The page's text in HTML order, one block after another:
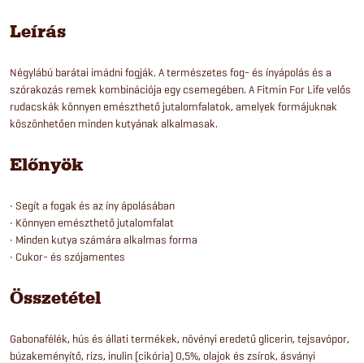
Leírás
Négylábú barátai imádni fogják. A természetes fog- és ínyápolás és a
szórakozás remek kombinációja egy csemegében. A Fitmin For Life velős
rudacskák könnyen emészthető jutalomfalatok, amelyek formájuknak
köszönhetően minden kutyának alkalmasak.
Előnyök
• Segít a fogak és az íny ápolásában
• Könnyen emészthető jutalomfalat
• Minden kutya számára alkalmas forma
• Cukor- és szójamentes
Összetétel
Gabonafélék, hús és állati termékek, növényi eredetű glicerin, tejsavópor,
búzakeményítő, rizs, inulin (cikória) 0,5%, olajok és zsírok, ásványi